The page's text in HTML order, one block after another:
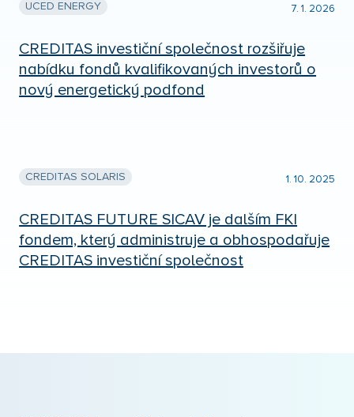
UCED ENERGY 7. 1. 2026
CREDITAS investiční společnost rozšiřuje
nabídku fondů kvalifikovaných investorů o
nový energetický podfond
CREDITAS SOLARIS 1. 10. 2025
CREDITAS FUTURE SICAV je dalším FKI
fondem, který administruje a obhospodařuje
CREDITAS investiční společnost